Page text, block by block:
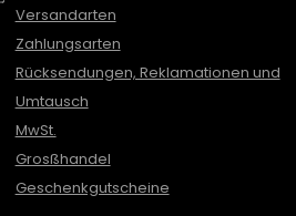
Versandarten
Zahlungsarten
Rücksendungen, Reklamationen und
Umtausch
MwSt.
Grosßhandel
Geschenkgutscheine